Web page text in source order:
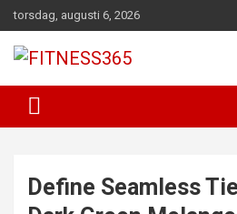
Hoppa
till
innehåll
torsdag, augusti 6, 2026
FITNESS365
Define Seamless